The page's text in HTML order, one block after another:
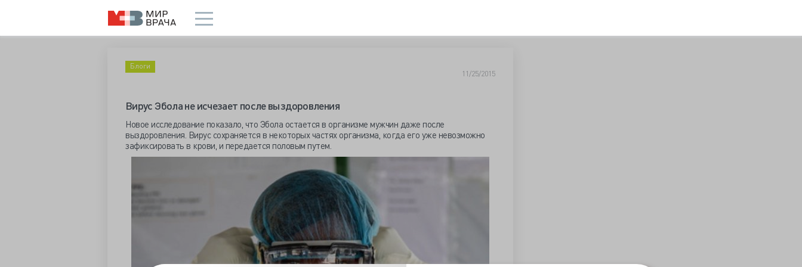
Блоги
11/25/2015
Вирус Эбола не исчезает после выздоровления
Новое исследование показало, что Эбола остается в организме мужчин даже после
выздоровления. Вирус сохраняется в некоторых частях организма, когда его уже невозможно
зафиксировать в крови, и передается половым путем.